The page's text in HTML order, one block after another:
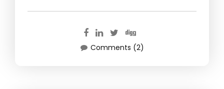
Comments (2)